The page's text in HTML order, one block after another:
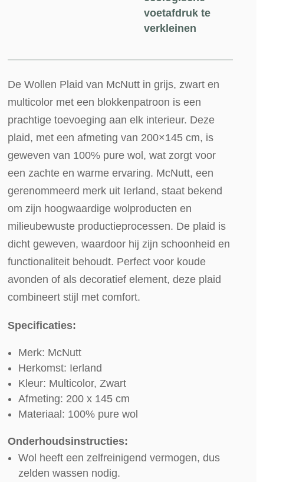
voetafdruk te
verkleinen
De Wollen Plaid van McNutt in grijs, zwart en
multicolor met een blokkenpatroon is een
prachtige toevoeging aan elk interieur. Deze
plaid, met een afmeting van 200×145 cm, is
geweven van 100% pure wol, wat zorgt voor
een zachte en warme ervaring. McNutt, een
gerenommeerd merk uit Ierland, staat bekend
om zijn hoogwaardige wolproducten en
milieubewuste productieprocessen. De plaid is
dicht geweven, waardoor hij zijn schoonheid en
functionaliteit behoudt. Perfect voor koude
avonden of als decoratief element, deze plaid
combineert stijl met comfort.
Specificaties:
Merk: McNutt
Herkomst: Ierland
Kleur: Multicolor, Zwart
Afmeting: 200 x 145 cm
Materiaal: 100% pure wol
Onderhoudsinstructies:
Wol heeft een zelfreinigend vermogen, dus
zelden wassen nodig.